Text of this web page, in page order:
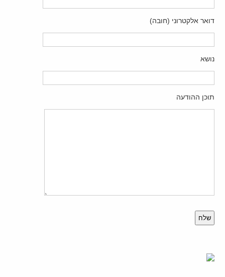
דואר אלקטרוני (חובה)
נושא
תוכן ההודעה
leave